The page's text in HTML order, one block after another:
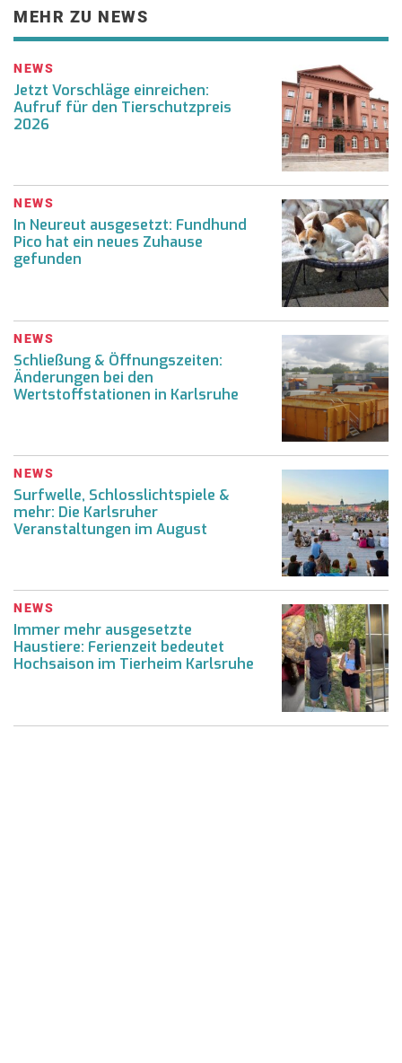
MEHR ZU NEWS
NEWS
Jetzt Vorschläge einreichen:
Aufruf für den Tierschutzpreis
2026
NEWS
In Neureut ausgesetzt: Fundhund
Pico hat ein neues Zuhause
gefunden
NEWS
Schließung & Öffnungszeiten:
Änderungen bei den
Wertstoffstationen in Karlsruhe
NEWS
Surfwelle, Schlosslichtspiele &
mehr: Die Karlsruher
Veranstaltungen im August
NEWS
Immer mehr ausgesetzte
Haustiere: Ferienzeit bedeutet
Hochsaison im Tierheim Karlsruhe